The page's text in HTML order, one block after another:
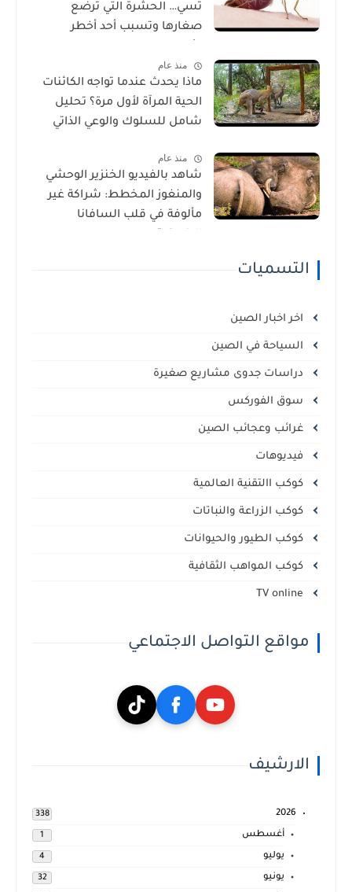
تسي… الحشرة التي ترضع
صغارها وتسبب أحد أخطر
منذ عام
ماذا يحدث عندما تواجه الكائنات
الحية المرآة لأول مرة؟ تحليل
شامل للسلوك والوعي الذاتي
منذ عام
شاهد بالفيديو الخنزير الوحشي
والمنغوز المخطط: شراكة غير
مألوفة في قلب السافانا
التسميات
اخر اخبار الصين
السياحة في الصين
دراسات جدوى مشاريع صغيرة
سوق الفوركس
غرائب وعجائب الصين
فيديوهات
كوكب االتقنية العالمية
كوكب الزراعة والنباتات
كوكب الطيور والحيوانات
كوكب المواهب الثقافية
مواقع التواصل الاجتماعي
الارشيف
2026
338
أغسطس 1
يوليو 4
يونيو 32